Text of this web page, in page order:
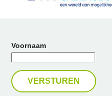
Voornaam